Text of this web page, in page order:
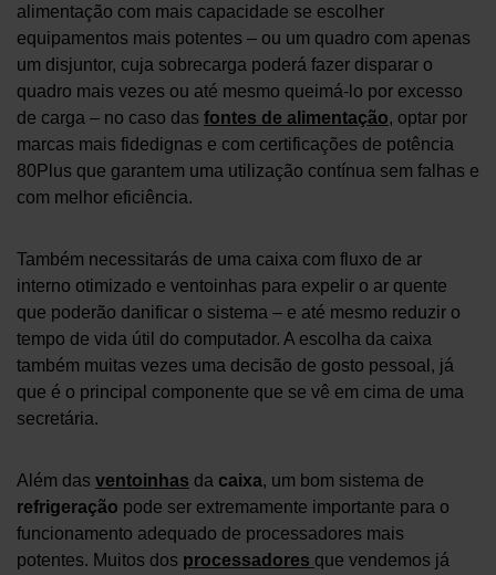
alimentação com mais capacidade se escolher
equipamentos mais potentes – ou um quadro com apenas
um disjuntor, cuja sobrecarga poderá fazer disparar o
quadro mais vezes ou até mesmo queimá-lo por excesso
de carga – no caso das fontes de alimentação, optar por
marcas mais fidedignas e com certificações de potência
80Plus que garantem uma utilização contínua sem falhas e
com melhor eficiência.
Também necessitarás de uma caixa com fluxo de ar
interno otimizado e ventoinhas para expelir o ar quente
que poderão danificar o sistema – e até mesmo reduzir o
tempo de vida útil do computador. A escolha da caixa
também muitas vezes uma decisão de gosto pessoal, já
que é o principal componente que se vê em cima de uma
secretária.
Além das ventoinhas da caixa, um bom sistema de
refrigeração pode ser extremamente importante para o
funcionamento adequado de processadores mais
potentes. Muitos dos processadores que vendemos já